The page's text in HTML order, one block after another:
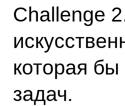
Challenge
которая
задач.